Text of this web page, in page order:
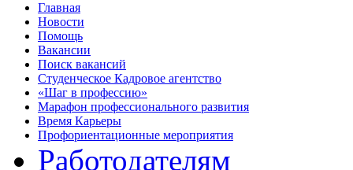
Главная
Новости
Помощь
Вакансии
Поиск вакансий
Студенческое Кадровое агентство
«Шаг в профессию»
Марафон профессионального развития
Время Карьеры
Профориентационные мероприятия
Работодателям